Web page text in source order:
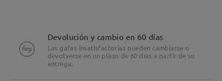
Devolución y cambio en 60 días
Las gafas insatisfactorias pueden cambiarse o
devolverse en un plazo de 60 días a partir de su
entrega.